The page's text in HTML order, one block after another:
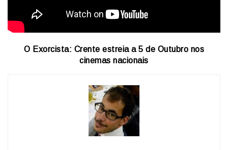
O Exorcista: Crente estreia a 5 de Outubro nos
cinemas nacionais